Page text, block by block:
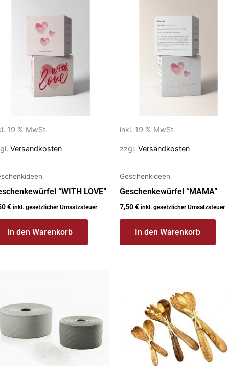
19 % MwSt.
Versandkosten
“WITH LOVE”
€ inkl. gesetzlicher Umsatzsteuer
In den Warenkorb
inkl. 19 % MwSt.
zzgl. Versandkosten
Geschenkideen
Geschenkewürfel “MAMA”
7,50€ inkl. gesetzlicher Umsatzsteuer
In den Warenkorb
mehrere
Varianten